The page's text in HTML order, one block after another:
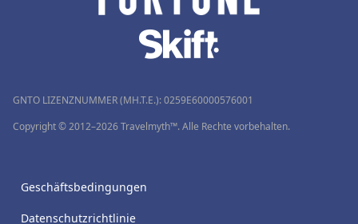
GNTO LIZENZNUMMER (MH.T.E.): 0259Ε60000576001
Copyright © 2012–2026 Travelmyth™. Alle Rechte vorbehalten.
Geschäftsbedingungen
Datenschutzrichtlinie